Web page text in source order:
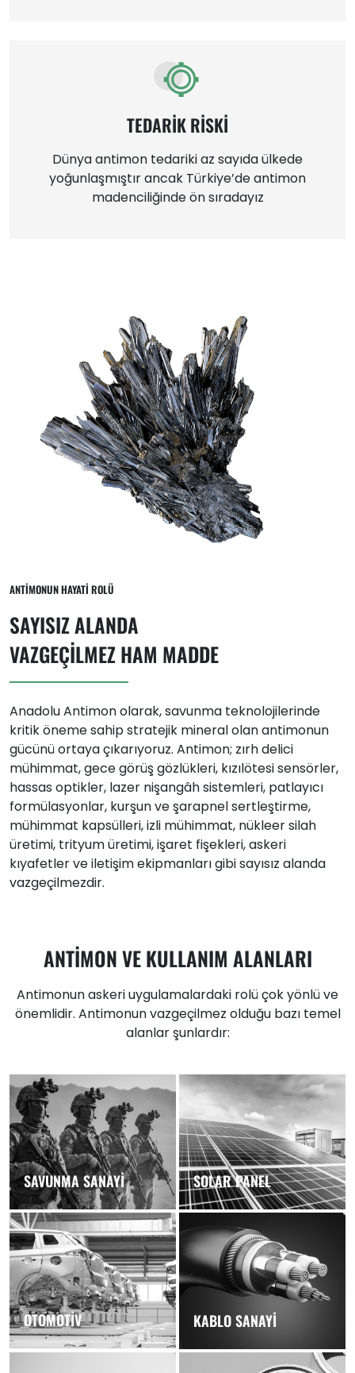
TEDARİK RİSKİ
Dünya antimon tedariki az sayıda ülkede
yoğunlaşmıştır ancak Türkiye’de antimon
madenciliğinde ön sıradayız
ANTIMONUN HAYATI ROLÜ
SAYISIZ ALANDA
VAZGEÇİLMEZ HAM MADDE
Anadolu Antimon olarak, savunma teknolojilerinde
kritik öneme sahip stratejik mineral olan antimonun
gücünü ortaya çıkarıyoruz. Antimon; zırh delici
mühimmat, gece görüş gözlükleri, kızılötesi sensörler,
hassas optikler, lazer nişangâh sistemleri, patlayıcı
formülasyonlar, kurşun ve şarapnel sertleştirme,
mühimmat kapsülleri, izli mühimmat, nükleer silah
üretimi, trityum üretimi, işaret fişekleri, askeri
kıyafetler ve iletişim ekipmanları gibi sayısız alanda
vazgeçilmezdir.
ANTİMON VE KULLANIM ALANLARI
Antimonun askeri uygulamalardaki rolü çok yönlü ve
önemlidir. Antimonun vazgeçilmez olduğu bazı temel
alanlar şunlardır:
SAVUNMA SANAYİ SOLAR PANEL
OTOMOTİV KABLO SANAYİ